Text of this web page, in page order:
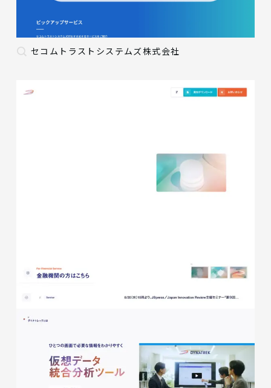
セコムトラストシステムズ株式会社